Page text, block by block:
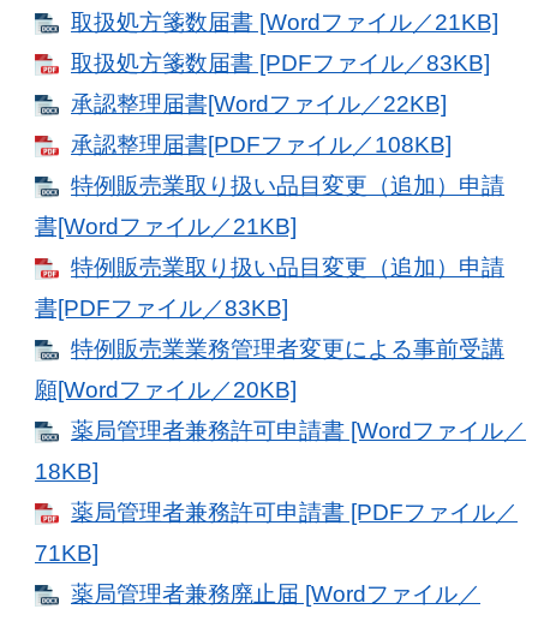
取扱処方箋数届書 [Wordファイル／21KB]
取扱処方箋数届書 [PDFファイル／83KB]
承認整理届書[Wordファイル／22KB]
承認整理届書[PDFファイル／108KB]
特例販売業取り扱い品目変更（追加）申請
書[Wordファイル／21KB]
特例販売業取り扱い品目変更（追加）申請
書[PDFファイル／83KB]
特例販売業業務管理者変更による事前受講
願[Wordファイル／20KB]
薬局管理者兼務許可申請書 [Wordファイル／
18KB]
薬局管理者兼務許可申請書 [PDFファイル／
71KB]
薬局管理者兼務廃止届 [Wordファイル／